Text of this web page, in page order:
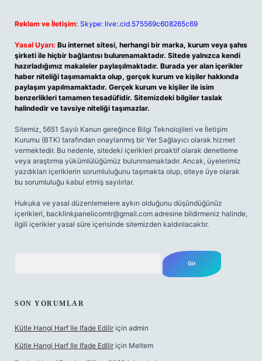
Reklam ve İletişim: Skype: live:.cid.575569c608265c69
Yasal Uyarı: Bu internet sitesi, herhangi bir marka, kurum veya şahıs
şirketi ile hiçbir bağlantısı bulunmamaktadır. Sitede yalnızca kendi
hazırladığımız makaleler paylaşılmaktadır. Burada yer alan içerikler
haber niteliği taşımamakta olup, gerçek kurum ve kişiler hakkında
paylaşım yapılmamaktadır. Gerçek kurum ve kişiler ile isim
benzerlikleri tamamen tesadüfidir. Sitemizdeki bilgiler taslak
halindedir ve tavsiye niteliği taşımazlar.
Sitemiz, 5651 Sayılı Kanun gereğince Bilgi Teknolojileri ve İletişim
Kurumu (BTK) tarafından onaylanmış bir Yer Sağlayıcı olarak hizmet
vermektedir. Bu nedenle, sitedeki içerikleri proaktif olarak denetleme
veya araştırma yükümlülüğümüz bulunmamaktadır. Ancak, üyelerimiz
yazdıkları içeriklerin sorumluluğunu taşımakta olup, siteye üye olarak
bu sorumluluğu kabul etmiş sayılırlar.
Hukuka ve yasal düzenlemelere aykırı olduğunu düşündüğünüz
içerikleri, backlinkpanelicomtr@gmail.com adresine bildirmeniz halinde,
ilgili içerikler yasal süre içerisinde sitemizden kaldırılacaktır.
SON YORUMLAR
Kütle Hangi Harf Ile Ifade Edilir için admin
Kütle Hangi Harf Ile Ifade Edilir için Meltem